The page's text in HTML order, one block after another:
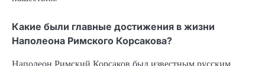
Какие были главные достижения в жизни
Наполеона Римского Корсакова?